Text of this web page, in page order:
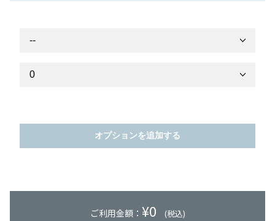
オプションを追加する
ご利用金額： ¥0 (税込)